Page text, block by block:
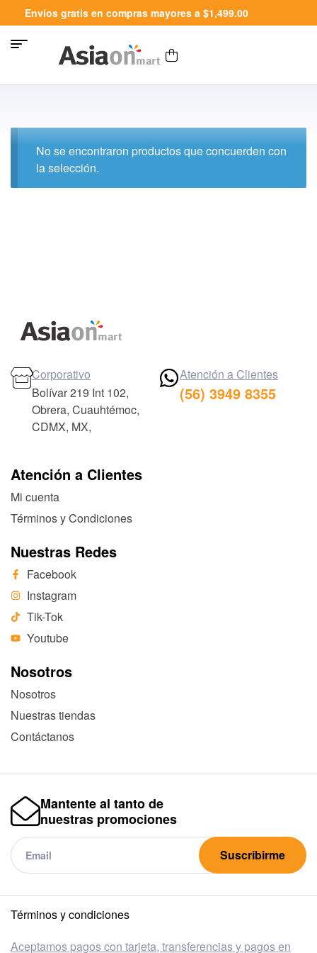
Envíos gratis en compras mayores a $1,499.00
No se encontraron productos que concuerden con
la selección.
Atención a Clientes
Mi cuenta
Términos y Condiciones
Nuestras Redes
Facebook
Instagram
Tik-Tok
Youtube
Nosotros
Nosotros
Nuestras tiendas
Contáctanos
Corporativo
Bolívar 219 Int 102,
Obrera, Cuauhtémoc,
CDMX, MX,
Atención a Clientes
(56) 3949 8355
Mantente al tanto de
nuestras promociones
Suscribirme
Términos y condiciones
Aceptamos pagos con tarjeta, transferencias y pagos en